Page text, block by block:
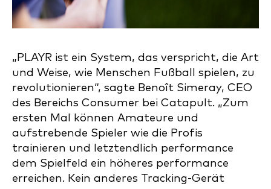
„PLAYR ist ein System, das verspricht, die Art
und Weise, wie Menschen Fußball spielen, zu
revolutionieren“, sagte Benoît Simeray, CEO
des Bereichs Consumer bei Catapult. „Zum
ersten Mal können Amateure und
aufstrebende Spieler wie die Profis
trainieren und letztendlich performance
dem Spielfeld ein höheres performance
erreichen. Kein anderes Tracking-Gerät